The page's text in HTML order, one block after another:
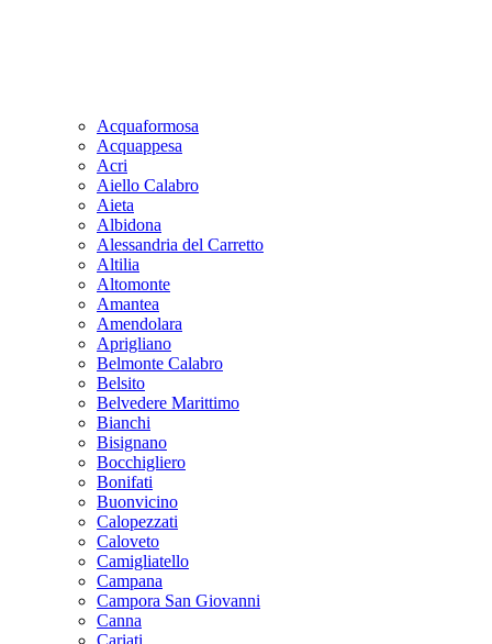
Acquaformosa
Acquappesa
Acri
Aiello Calabro
Aieta
Albidona
Alessandria del Carretto
Altilia
Altomonte
Amantea
Amendolara
Aprigliano
Belmonte Calabro
Belsito
Belvedere Marittimo
Bianchi
Bisignano
Bocchigliero
Bonifati
Buonvicino
Calopezzati
Caloveto
Camigliatello
Campana
Campora San Giovanni
Canna
Cariati